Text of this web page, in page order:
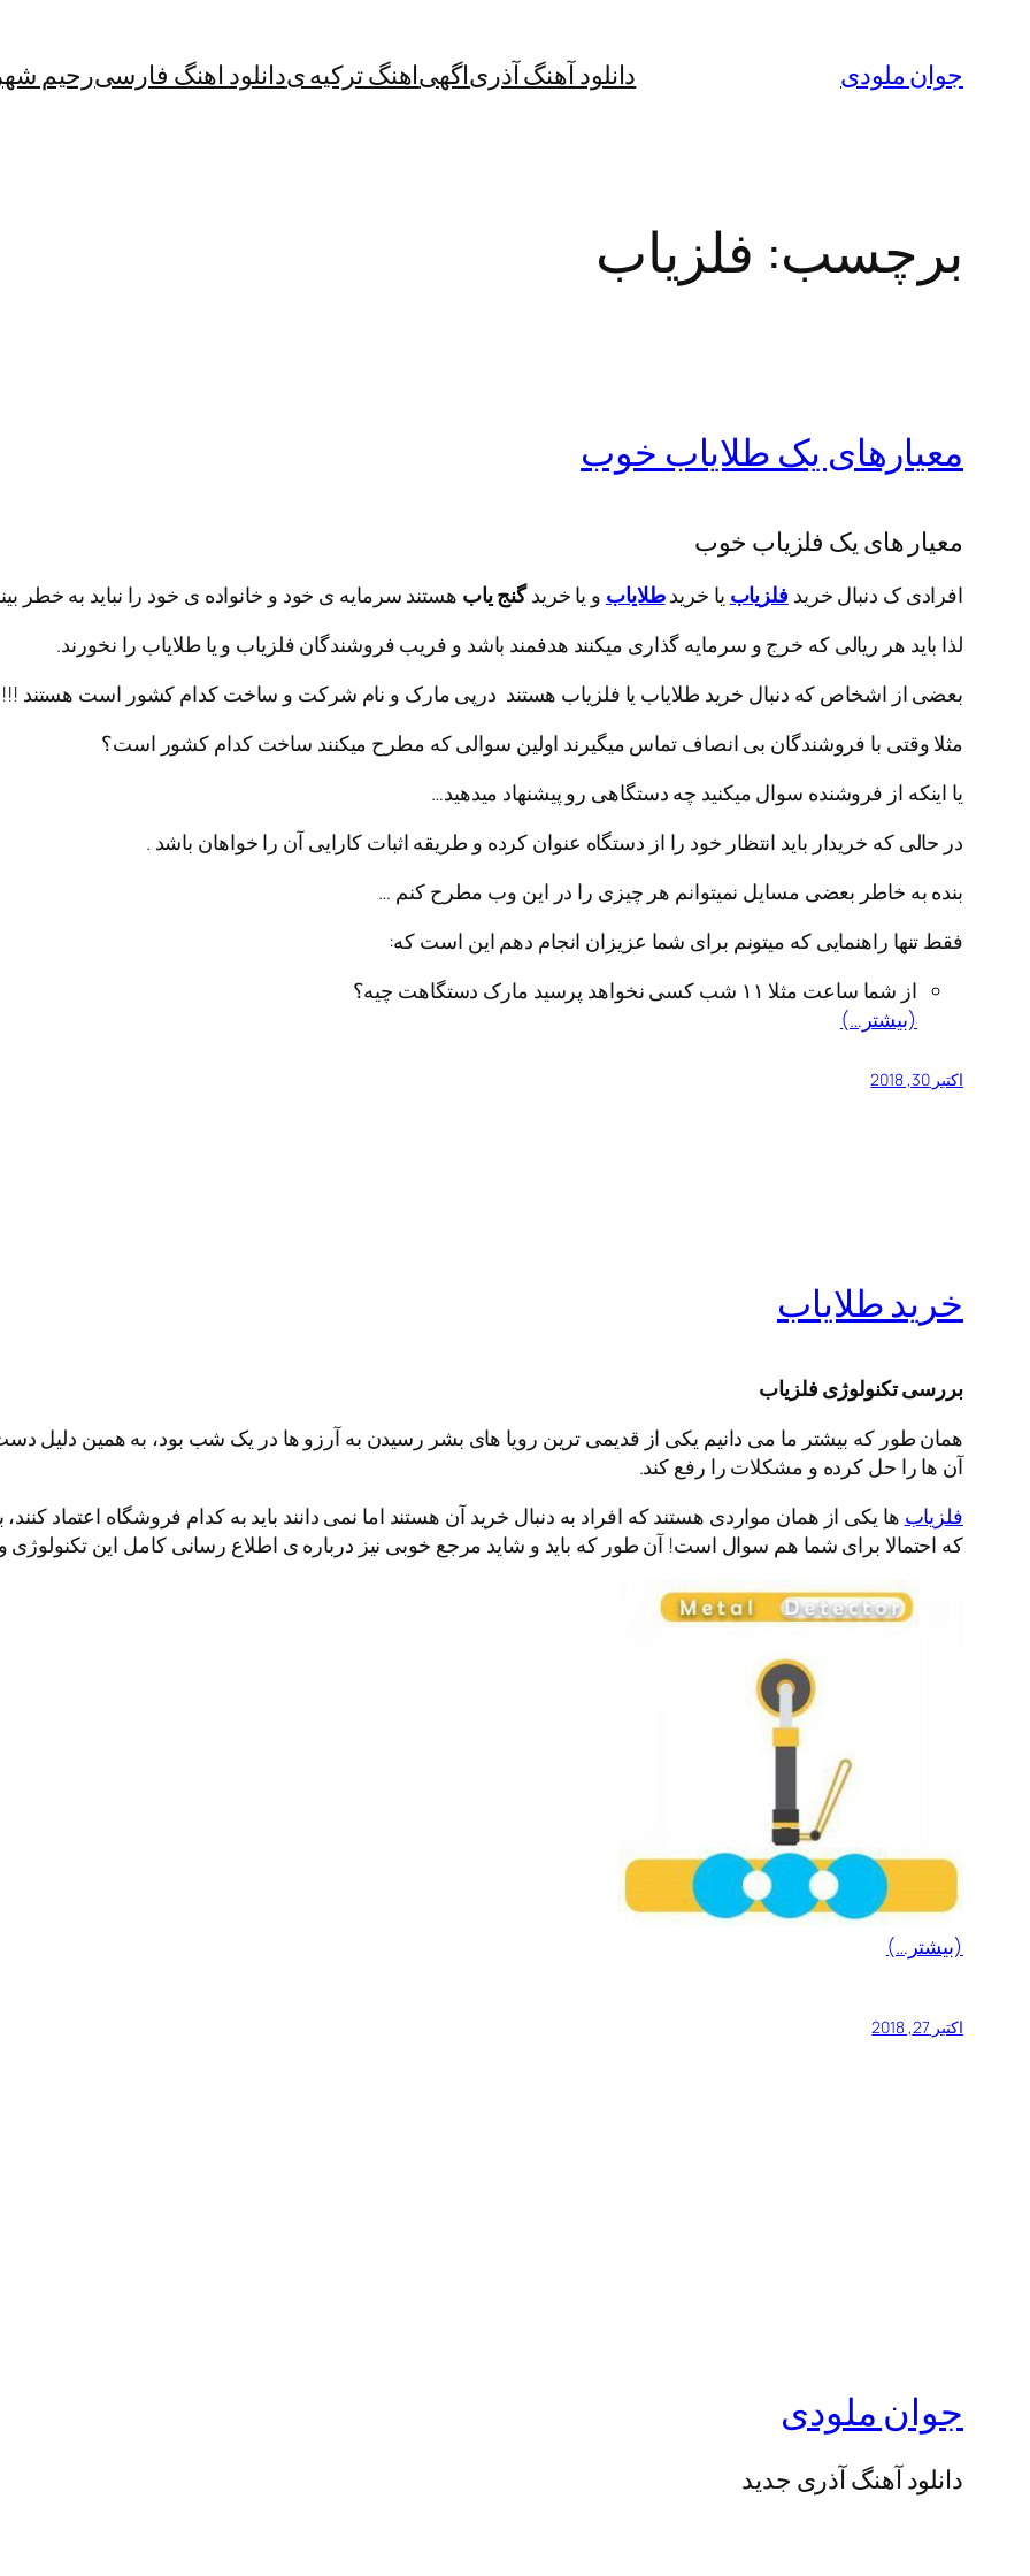
جوان ملودی دانلود آهنگ آذریاگهیاهنگ ترکیه یدانلود اهنگ فارسیرحیم
برچسب: فلزیاب
معیارهای یک طلایاب خوب
معیار های یک فلزیاب خوب
افرادی ک دنبال خرید فلزیاب یا خریدطلایاب و یا خریدگنج یاب هستند سرمایه ی خود و خانواده ی خود را نباید به خطر
لذا باید هر ریالی که خرج و سرمایه گذاری میکنند هدفمند باشد و فریب فروشندگان فلزیاب و یا طلایاب را نخورند.
بعضی از اشخاص که دنبال خرید طلایاب یا فلزیاب هستند درپی مارک و نام شرکت و ساخت کدام کشور است هستند
مثلا وقتی با فروشندگان بی انصاف تماس میگیرند اولین سوالی که مطرح میکنند ساخت کدام کشور است؟
یا اینکه از فروشنده سوال میکنید چه دستگاهی رو پیشنهاد میدهید…
در حالی که خریدار باید انتظار خود را از دستگاه عنوان کرده و طریقه اثبات کارایی آن را خواهان باشد .
بنده به خاطر بعضی مسایل نمیتوانم هر چیزی را در این وب مطرح کنم …
فقط تنها راهنمایی که میتونم برای شما عزیزان انجام دهم این است که:
از شما ساعت مثلا ۱۱ شب کسی نخواهد پرسید مارک دستگاهت چیه؟
(بیشتر…)
اکتبر 30, 2018
خرید طلایاب
بررسی تکنولوژی فلزیاب
همان طور که بیشتر ما می دانیم یکی از قدیمی ترین رویا های بشر رسیدن به آرزو ها در یک شب بود، به همین دلیل
آن ها را حل کرده و مشکلات را رفع کند.
فلزیاب ها یکی از همان مواردی هستند که افراد به دنبال خرید آن هستند اما نمی دانند باید به کدام فروشگاه اعتماد
که احتمالا برای شما هم سوال است! آن طور که باید و شاید مرجع خوبی نیز درباره ی اطلاع رسانی کامل این تکنولوژی
(بیشتر…)
اکتبر 27, 2018
جوان ملودی
دانلود آهنگ آذری جدید